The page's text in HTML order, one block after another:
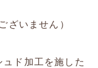
ざいません）
ド加工を施した